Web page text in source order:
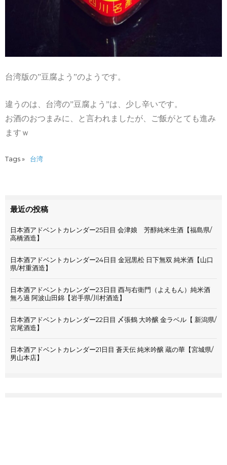
台湾版の”豆腐よう”のようです。
違うのは、台湾の”豆腐よう”は、少し辛いです。
お酒のおつまみに、と言われましたが、ご飯がとても進み
ますｗ
Tags » 台湾
最近の投稿
日本酒アドベントカレンダー25日目 会津娘 芳醇純米生酒【福島県/
高橋酒造】
日本酒アドベントカレンダー24日目 金冠黒松 日下無双 純米酒【山口
県/村重酒造】
日本酒アドベントカレンダー23日目 酉与右衛門（よえもん）純米酒
無ろ過 阿波山田錦【岩手県/川村酒造】
日本酒アドベントカレンダー22日目 〆張鶴 大吟醸 金ラベル【 新潟県/
宮尾酒造】
日本酒アドベントカレンダー21日目 蒼天伝 純米吟醸 蔵の華【宮城県/
男山本店】